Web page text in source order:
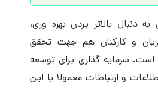
دنبال بالاتر بردن بهره وری،
و کارکنان هم جهت تحقق
است. سرمایه گذاری برای توسعه
و ارتباطات معمولا با این